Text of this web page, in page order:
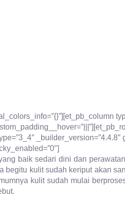
_builder_version=”4.4.8″
baik sedari dini dan
kulit sudah keriput akan
kulit sudah mulai